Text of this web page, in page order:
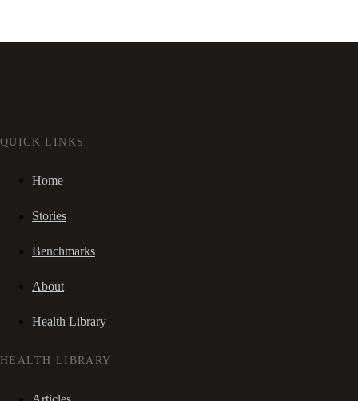
QUICK LINKS
Home
Stories
Benchmarks
About
Health Library
HEALTH LIBRARY